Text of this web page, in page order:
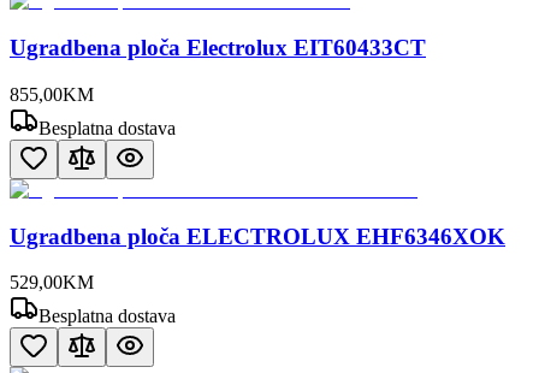
Ugradbena ploča Electrolux EIT60433CT
855,00KM
Besplatna dostava
Ugradbena ploča ELECTROLUX EHF6346XOK
529,00KM
Besplatna dostava